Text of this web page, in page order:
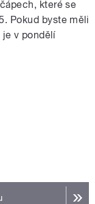
které se
Pokud byste měli
je v pondělí